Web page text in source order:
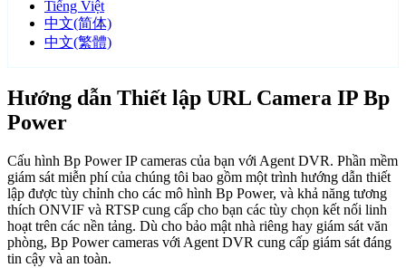
Tiếng Việt
中文(简体)
中文(繁體)
Hướng dẫn Thiết lập URL Camera IP Bp
Power
Cấu hình Bp Power IP cameras của bạn với Agent DVR. Phần mềm
giám sát miễn phí của chúng tôi bao gồm một trình hướng dẫn thiết
lập được tùy chỉnh cho các mô hình Bp Power, và khả năng tương
thích ONVIF và RTSP cung cấp cho bạn các tùy chọn kết nối linh
hoạt trên các nền tảng. Dù cho bảo mật nhà riêng hay giám sát văn
phòng, Bp Power cameras với Agent DVR cung cấp giám sát đáng
tin cậy và an toàn.